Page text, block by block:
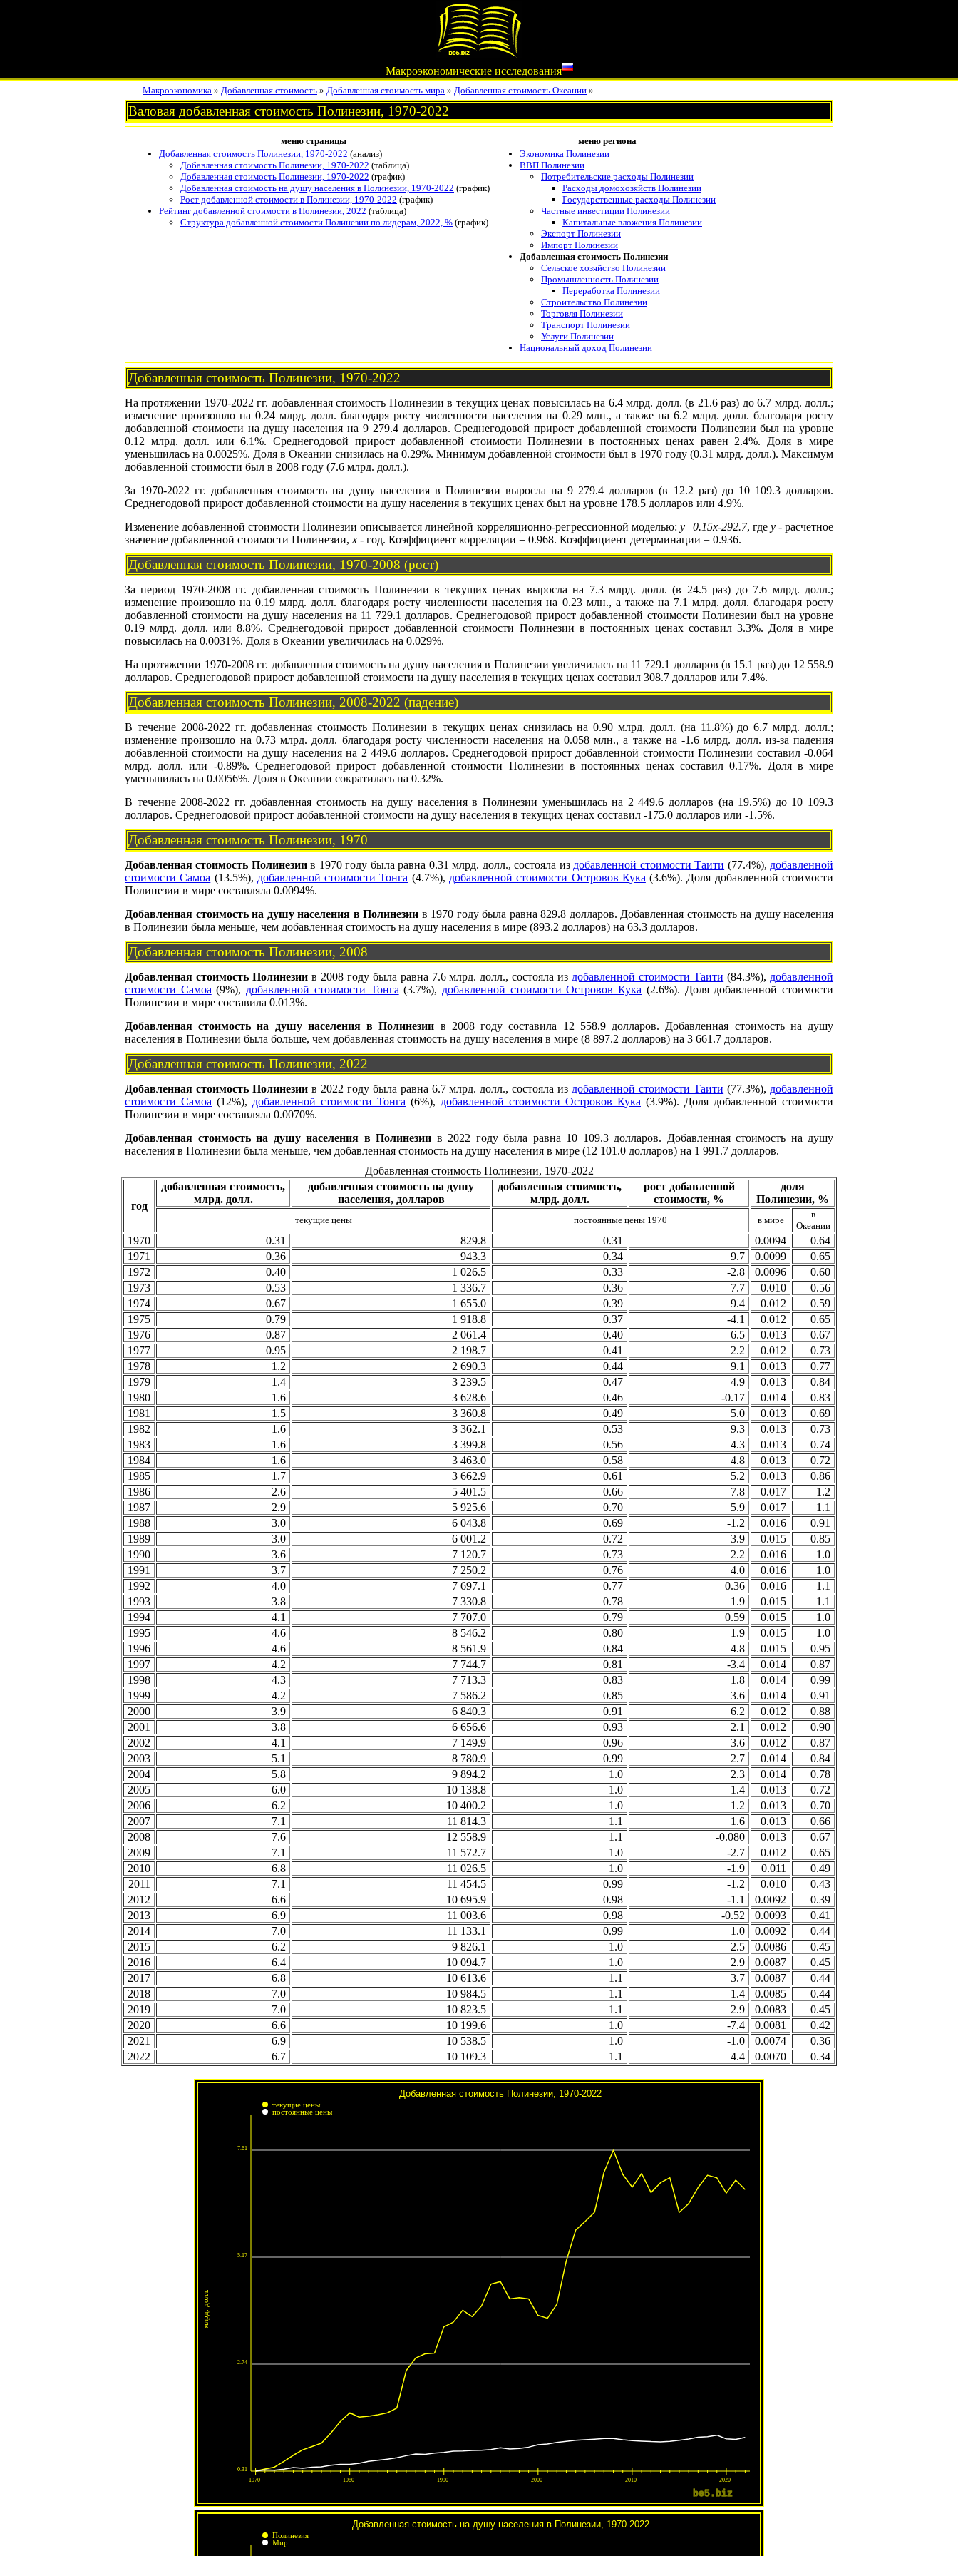
Макроэкономические исследования
Макроэкономика » Добавленная стоимость » Добавленная стоимость мира » Добавленная стоимость Океании »
Валовая добавленная стоимость Полинезии, 1970-2022
меню страницы
меню региона
Добавленная стоимость Полинезии, 1970-2022 (анализ)
Добавленная стоимость Полинезии, 1970-2022 (таблица)
Добавленная стоимость Полинезии, 1970-2022 (график)
Добавленная стоимость на душу населения в Полинезии, 1970-2022 (график)
Рост добавленной стоимости в Полинезии, 1970-2022 (график)
Рейтинг добавленной стоимости в Полинезии, 2022 (таблица)
Структура добавленной стоимости Полинезии по лидерам, 2022, % (график)
Экономика Полинезии
ВВП Полинезии
Потребительские расходы Полинезии
Расходы домохозяйств Полинезии
Государственные расходы Полинезии
Частные инвестиции Полинезии
Капитальные вложения Полинезии
Экспорт Полинезии
Импорт Полинезии
Добавленная стоимость Полинезии
Сельское хозяйство Полинезии
Промышленность Полинезии
Переработка Полинезии
Строительство Полинезии
Торговля Полинезии
Транспорт Полинезии
Услуги Полинезии
Национальный доход Полинезии
Добавленная стоимость Полинезии, 1970-2022
На протяжении 1970-2022 гг. добавленная стоимость Полинезии в текущих ценах повысилась на 6.4 млрд. долл. (в 21.6 раз) до 6.7 млрд. долл.;
изменение произошло на 0.24 млрд. долл. благодаря росту численности населения на 0.29 млн., а также на 6.2 млрд. долл. благодаря росту
добавленной стоимости на душу населения на 9 279.4 долларов. Среднегодовой прирост добавленной стоимости Полинезии был на уровне
0.12 млрд. долл. или 6.1%. Среднегодовой прирост добавленной стоимости Полинезии в постоянных ценах равен 2.4%. Доля в мире
уменьшилась на 0.0025%. Доля в Океании снизилась на 0.29%. Минимум добавленной стоимости был в 1970 году (0.31 млрд. долл.). Максимум
добавленной стоимости был в 2008 году (7.6 млрд. долл.).
За 1970-2022 гг. добавленная стоимость на душу населения в Полинезии выросла на 9 279.4 долларов (в 12.2 раз) до 10 109.3 долларов.
Среднегодовой прирост добавленной стоимости на душу населения в текущих ценах был на уровне 178.5 долларов или 4.9%.
Изменение добавленной стоимости Полинезии описывается линейной корреляционно-регрессионной моделью: y=0.15x-292.7, где y- расчетное
значение добавленной стоимости Полинезии, x - год. Коэффициент корреляции = 0.968. Коэффициент детерминации = 0.936.
Добавленная стоимость Полинезии, 1970-2008 (рост)
За период 1970-2008 гг. добавленная стоимость Полинезии в текущих ценах выросла на 7.3 млрд. долл. (в 24.5 раз) до 7.6 млрд. долл.;
изменение произошло на 0.19 млрд. долл. благодаря росту численности населения на 0.23 млн., а также на 7.1 млрд. долл. благодаря росту
добавленной стоимости на душу населения на 11 729.1 долларов. Среднегодовой прирост добавленной стоимости Полинезии был на уровне
0.19 млрд. долл. или 8.8%. Среднегодовой прирост добавленной стоимости Полинезии в постоянных ценах составил 3.3%. Доля в мире
повысилась на 0.0031%. Доля в Океании увеличилась на 0.029%.
На протяжении 1970-2008 гг. добавленная стоимость на душу населения в Полинезии увеличилась на 11 729.1 долларов (в 15.1 раз) до 12 558.9
долларов. Среднегодовой прирост добавленной стоимости на душу населения в текущих ценах составил 308.7 долларов или 7.4%.
Добавленная стоимость Полинезии, 2008-2022 (падение)
В течение 2008-2022 гг. добавленная стоимость Полинезии в текущих ценах снизилась на 0.90 млрд. долл. (на 11.8%) до 6.7 млрд. долл.;
изменение произошло на 0.73 млрд. долл. благодаря росту численности населения на 0.058 млн., а также на -1.6 млрд. долл. из-за падения
добавленной стоимости на душу населения на 2 449.6 долларов. Среднегодовой прирост добавленной стоимости Полинезии составил -0.064
млрд. долл. или -0.89%. Среднегодовой прирост добавленной стоимости Полинезии в постоянных ценах составил 0.17%. Доля в мире
уменьшилась на 0.0056%. Доля в Океании сократилась на 0.32%.
В течение 2008-2022 гг. добавленная стоимость на душу населения в Полинезии уменьшилась на 2 449.6 долларов (на 19.5%) до 10 109.3
долларов. Среднегодовой прирост добавленной стоимости на душу населения в текущих ценах составил -175.0 долларов или -1.5%.
Добавленная стоимость Полинезии, 1970
Добавленная стоимость Полинезиив 1970 году была равна 0.31 млрд. долл., состояла из добавленной стоимости Таити (77.4%), добавленной
стоимости Самоа (13.5%), добавленной стоимости Тонга (4.7%), добавленной стоимости Островов Кука (3.6%). Доля добавленной стоимости
Полинезии в мире составляла 0.0094%.
Добавленная стоимость на душу населения в Полинезии в 1970 году была равна 829.8 долларов. Добавленная стоимость на душу населения
в Полинезии была меньше, чем добавленная стоимость на душу населения в мире (893.2 долларов) на 63.3 долларов.
Добавленная стоимость Полинезии, 2008
Добавленная стоимость Полинезиив 2008 году была равна 7.6 млрд. долл., состояла из добавленной стоимости Таити (84.3%), добавленной
стоимости Самоа (9%), добавленной стоимости Тонга (3.7%), добавленной стоимости Островов Кука (2.6%). Доля добавленной стоимости
Полинезии в мире составила 0.013%.
Добавленная стоимость на душу населения в Полинезии в 2008 году составила 12 558.9 долларов. Добавленная стоимость на душу
населения в Полинезии была больше, чем добавленная стоимость на душу населения в мире (8 897.2 долларов) на 3 661.7 долларов.
Добавленная стоимость Полинезии, 2022
Добавленная стоимость Полинезиив 2022 году была равна 6.7 млрд. долл., состояла из добавленной стоимости Таити (77.3%), добавленной
стоимости Самоа (12%), добавленной стоимости Тонга (6%), добавленной стоимости Островов Кука (3.9%). Доля добавленной стоимости
Полинезии в мире составляла 0.0070%.
Добавленная стоимость на душу населения в Полинезии в 2022 году была равна 10 109.3 долларов. Добавленная стоимость на душу
населения в Полинезии была меньше, чем добавленная стоимость на душу населения в мире (12 101.0 долларов) на 1 991.7 долларов.
Добавленная стоимость Полинезии, 1970-2022
год
добавленная стоимость,
млрд. долл.
добавленная стоимость на душу
населения, долларов
добавленная стоимость,
млрд. долл.
рост добавленной
стоимости, %
доля
Полинезии, %
текущие цены постоянные цены 1970 в мире
в
Океании
1970 0.31 829.8 0.31 0.0094
0.64
1971
0.36 943.3 0.34 9.7 0.0099
0.65
1972
0.40 1 026.5 0.33 -2.8 0.0096
0.60
1973
0.53 1 336.7 0.36 7.7 0.010
0.56
1974
0.67 1 655.0 0.39 9.4 0.012
0.59
1975
0.79 1 918.8 0.37 -4.1 0.012
0.65
1976
0.87 2 061.4 0.40 6.5 0.013
0.67
1977
0.95 2 198.7 0.41 2.2 0.012
0.73
1978
1.2 2 690.3 0.44 9.1 0.013
0.77
1979
1.4 3 239.5 0.47 4.9 0.013
0.84
1980
1.6 3 628.6 0.46 -0.17 0.014
0.83
1981
1.5 3 360.8 0.49 5.0 0.013
0.69
1982
1.6 3 362.1 0.53 9.3 0.013
0.73
1983
1.6 3 399.8 0.56 4.3 0.013
0.74
1984
1.6 3 463.0 0.58 4.8 0.013
0.72
1985
1.7 3 662.9 0.61 5.2 0.013
0.86
1986
2.6 5 401.5 0.66 7.8 0.017
1.2
1987
2.9 5 925.6 0.70 5.9 0.017
1.1
1988
3.0 6 043.8 0.69 -1.2 0.016
0.91
1989
3.0 6 001.2 0.72 3.9 0.015
0.85
1990
3.6 7 120.7 0.73 2.2 0.016
1.0
1991
3.7 7 250.2 0.76 4.0 0.016
1.0
1992
4.0 7 697.1 0.77 0.36 0.016
1.1
1993
3.8 7 330.8 0.78 1.9 0.015
1.1
1994
4.1 7 707.0 0.79 0.59 0.015
1.0
1995
4.6 8 546.2 0.80 1.9 0.015
1.0
1996
4.6 8 561.9 0.84 4.8 0.015
0.95
1997
4.2 7 744.7 0.81 -3.4 0.014
0.87
1998
4.3 7 713.3 0.83 1.8 0.014
0.99
1999
4.2 7 586.2 0.85 3.6 0.014
0.91
2000
3.9 6 840.3 0.91 6.2 0.012
0.88
2001
3.8 6 656.6 0.93 2.1 0.012
0.90
2002
4.1 7 149.9 0.96 3.6 0.012
0.87
2003
5.1 8 780.9 0.99 2.7 0.014
0.84
2004
5.8 9 894.2 1.0 2.3 0.014
0.78
2005
6.0 10 138.8 1.0 1.4 0.013
0.72
2006
6.2 10 400.2 1.0 1.2 0.013
0.70
2007
7.1 11 814.3 1.1 1.6 0.013
0.66
2008
7.6 12 558.9 1.1 -0.080 0.013
0.67
2009
7.1 11 572.7 1.0 -2.7 0.012
0.65
2010
6.8 11 026.5 1.0 -1.9 0.011
0.49
2011
7.1 11 454.5 0.99 -1.2 0.010
0.43
2012
6.6 10 695.9 0.98 -1.1 0.0092
0.39
2013
6.9 11 003.6 0.98 -0.52 0.0093
0.41
2014
7.0 11 133.1 0.99 1.0 0.0092
0.44
2015
6.2 9 826.1 1.0 2.5 0.0086
0.45
2016
6.4 10 094.7 1.0 2.9 0.0087
0.45
2017
6.8 10 613.6 1.1 3.7 0.0087
0.44
2018
7.0 10 984.5 1.1 1.4 0.0085
0.44
2019
7.0 10 823.5 1.1 2.9 0.0083
0.45
2020
6.6 10 199.6 1.0 -7.4 0.0081
0.42
2021
6.9 10 538.5 1.0 -1.0 0.0074
0.36
2022
6.7 10 109.3 1.1 4.4 0.0070 0.34